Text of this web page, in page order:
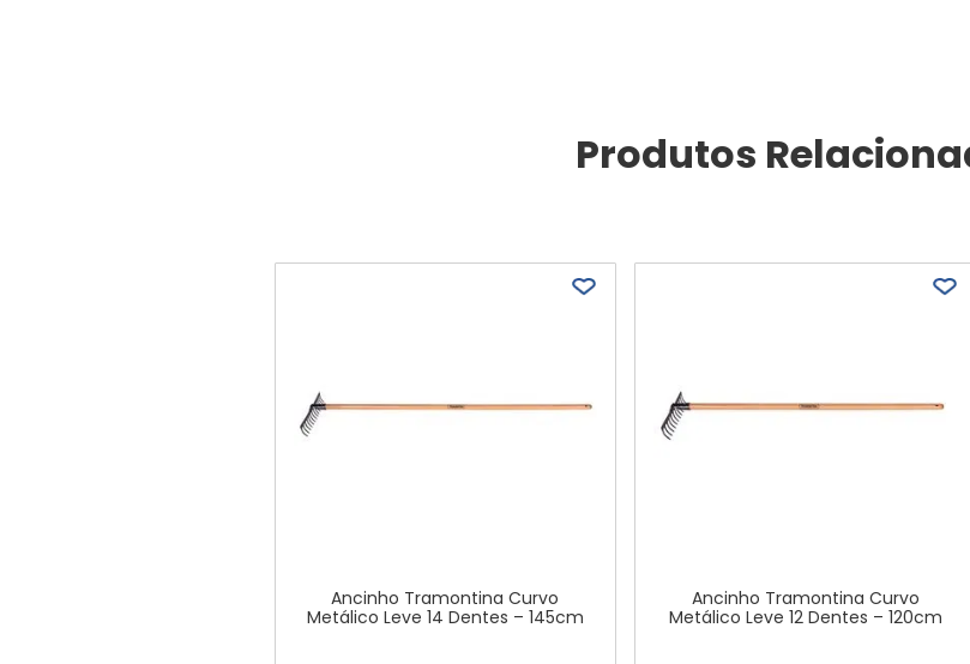
Produtos
Ancinho Tramontina Curvo
Metálico Leve 14 Dentes – 145cm
Ancinho Tramontina Curvo
Metálico Leve 12 Dentes – 120cm